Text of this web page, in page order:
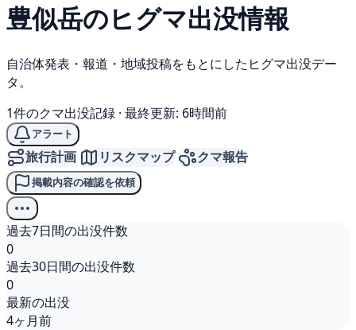
豊似岳のヒグマ出没情報
自治体発表・報道・地域投稿をもとにしたヒグマ出没デー
タ。
1件のクマ出没記録 · 最終更新: 6時間前
アラート
旅行計画 リスクマップ クマ報告
掲載内容の確認を依頼
過去7日間の出没件数
0
過去30日間の出没件数
0
最新の出没
4ヶ月前